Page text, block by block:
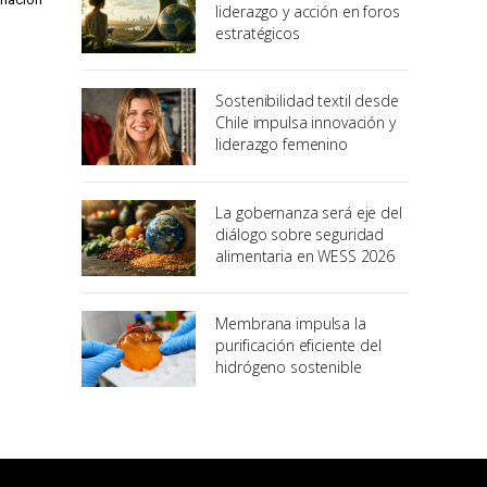
liderazgo y acción en foros
estratégicos
Sostenibilidad textil desde
Chile impulsa innovación y
liderazgo femenino
La gobernanza será eje del
diálogo sobre seguridad
alimentaria en WESS 2026
Membrana impulsa la
purificación eficiente del
hidrógeno sostenible